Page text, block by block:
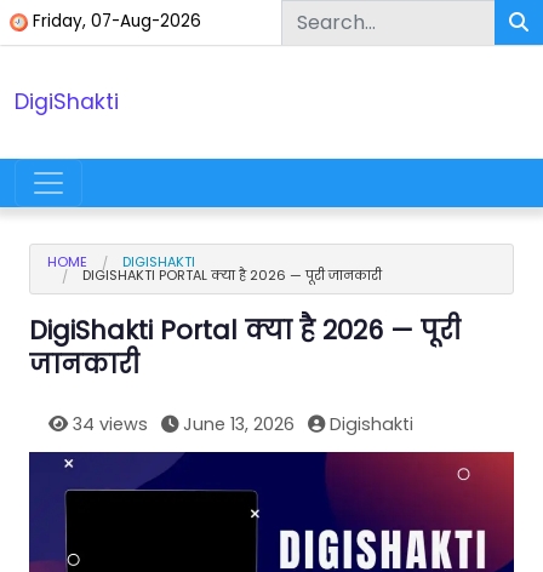
Skip to content
Friday, 07-Aug-2026
DigiShakti
Main Navigation
HOME DIGISHAKTI
DIGISHAKTI PORTAL क्या है 2026 — पूरी जानकारी
DigiShakti Portal क्या है 2026 — पूरी
जानकारी
34 views June 13, 2026 Digishakti